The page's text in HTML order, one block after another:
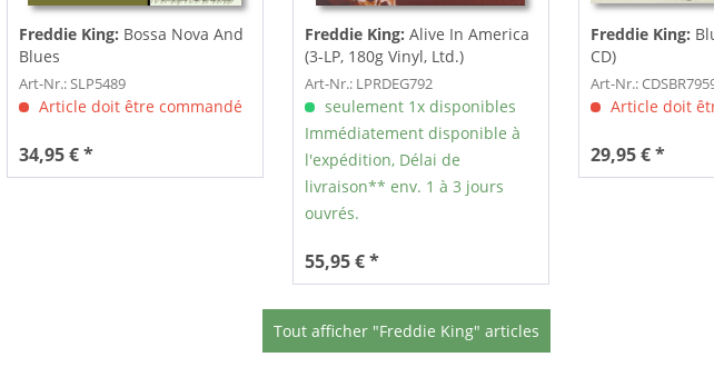
Freddie King: Bossa Nova And
Blues
Art-Nr.: SLP5489
Article doit être commandé
34,95 € *
Freddie King: Alive In America
(3-LP, 180g Vinyl, Ltd.)
Art-Nr.: LPRDEG792
seulement 1x disponibles
Immédiatement disponible à
l'expédition, Délai de
livraison** env. 1 à 3 jours
ouvrés.
55,95 € *
Freddie King:
CD)
Art-Nr.:
Article doit
29,95 € *
Tout afficher "Freddie King" articles